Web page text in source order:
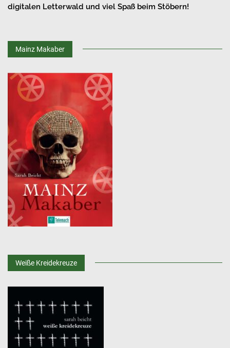
digitalen Letterwald und viel Spaß beim Stöbern!
Mainz Makaber
Weiße Kreidekreuze